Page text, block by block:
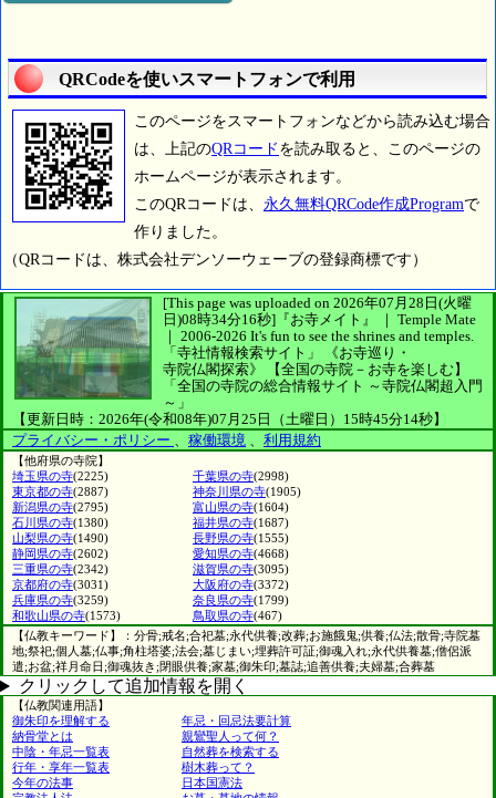
QRCodeを使いスマートフォンで利用
このページをスマートフォンなどから読み込む場合
は、上記のQRコード を読み取ると、このページの
ホームページが表示されます。
このQRコードは、 永久無料QRCode作成Programで
作りました。
（QRコードは、株式会社デンソーウェーブの登録商標です）
[This page was uploaded on 2026年07月28日(火曜
日)08時34分16秒] 『お寺メイト』 ｜ Temple Mate
｜ 2006-2026 It's fun to see the shrines and temples.
「寺社情報検索サイト」
《お寺巡り・
寺院仏閣探索》
【全国の寺院－お寺を楽しむ】
「全国の寺院の総合情報サイト ～寺院仏閣超入門
～」
【更新日時：2026年(令和08年)07月25日（土曜日）15時45分14秒】
プライバシー・ポリシー 、 稼働環境 、 利用規約
【他府県の寺院】
埼玉県の寺(2225) 千葉県の寺(2998)
東京都の寺(2887) 神奈川県の寺(1905)
新潟県の寺(2795) 富山県の寺(1604)
石川県の寺(1380) 福井県の寺(1687)
山梨県の寺(1490) 長野県の寺(1555)
静岡県の寺(2602) 愛知県の寺(4668)
三重県の寺(2342) 滋賀県の寺(3095)
京都府の寺(3031) 大阪府の寺(3372)
兵庫県の寺(3259) 奈良県の寺(1799)
和歌山県の寺(1573) 鳥取県の寺(467)
【仏教キーワード】：分骨;戒名;合祀墓;永代供養;改葬;お施餓鬼;供養;仏法;散骨;寺院墓
地;祭祀;個人墓;仏事;角柱塔婆;法会;墓じまい;埋葬許可証;御魂入れ;永代供養墓;僧侶派
遣;お盆;祥月命日;御魂抜き;閉眼供養;家墓;御朱印;墓誌;追善供養;夫婦墓;合葬墓
クリックして追加情報を開く
【仏教関連用語】
御朱印を理解する
年忌・回忌法要計算
納骨堂とは
親鸞聖人って何？
中陰・年忌一覧表
自然葬を検索する
行年・享年一覧表
樹木葬って？
今年の法事
日本国憲法